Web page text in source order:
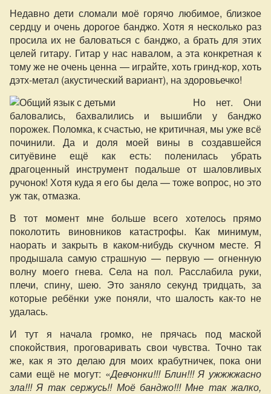
Недавно дети сломали моё горячо любимое, близкое
сердцу и очень дорогое банджо. Хотя я несколько раз
просила их не баловаться с банджо, а брать для этих
целей гитару. Гитар у нас навалом, а эта конкретная к
тому же не очень ценна — играйте, хоть гринд-кор, хоть
дэтх-метал (акустический вариант), на здоровьечко!
Но нет. Они
баловались, бахвалились и вышибли у банджо
порожек. Поломка, к счастью, не критичная, мы уже всё
починили. Да и доля моей вины в создавшейся
ситуёвине ещё как есть: поленилась убрать
драгоценный инструмент подальше от шаловливых
ручонок! Хотя куда я его бы дела — тоже вопрос, но это
уж так, отмазка.
В тот момент мне больше всего хотелось прямо
поколотить виновников катастрофы. Как минимум,
наорать и закрыть в каком-нибудь скучном месте. Я
продышала самую страшную — первую — огненную
волну моего гнева. Села на пол. Расслабила руки,
плечи, спину, шею. Это заняло секунд тридцать, за
которые ребёнки уже поняли, что шалость как-то не
удалась.
И тут я начала громко, не прячась под маской
спокойствия, проговаривать свои чувства. Точно так
же, как я это делаю для моих крабутничек, пока они
сами ещё не могут: «Девчонки!!! Блин!!! Я ужжжжасно
зла!!! Я так сержусь!! Моё банджо!!! Мне так жалко,